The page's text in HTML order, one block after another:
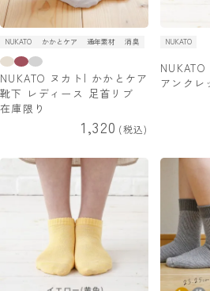
NUKATO かかとケア 通年素材 消臭
NUKATO ヌカト| かかとケア
靴下 レディース 足首リブ
在庫限り
1,320 税込
NUKATO
アンクレ